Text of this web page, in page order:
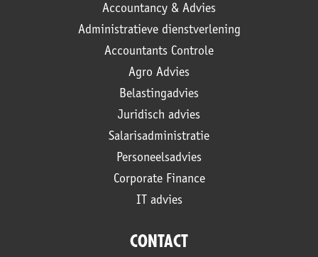
Accountancy & Advies
Administratieve dienstverlening
Accountants Controle
Agro Advies
Belastingadvies
Juridisch advies
Salarisadministratie
Personeelsadvies
Corporate Finance
IT advies
CONTACT